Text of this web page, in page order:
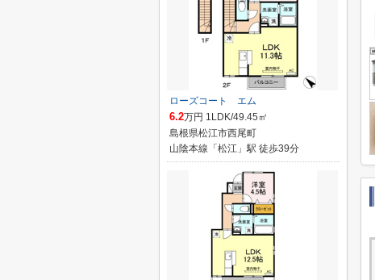
ローズコート エム
6.2万円 1LDK/49.45㎡
島根県松江市西尾町
山陰本線「松江」駅 徒歩39分